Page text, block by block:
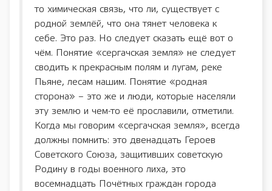
то химическая связь, что ли, существует с
родной землёй, что она тянет человека к
себе. Это раз. Но следует сказать ещё вот о
чём. Понятие «сергачская земля» не следует
сводить к прекрасным полям и лугам, реке
Пьяне, лесам нашим. Понятие «родная
сторона» – это же и люди, которые населяли
эту землю и чем-то её прославили, отметили.
Когда мы говорим «сергачская земля», всегда
должны помнить: это двенадцать Героев
Советского Союза, защитивших советскую
Родину в годы военного лиха, это
восемнадцать Почётных граждан города